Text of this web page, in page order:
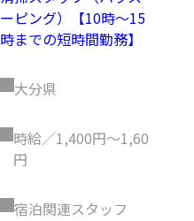
ーピング）【10時～15
時までの短時間勤務】
大分県
時給／1,400円～1,600
円
宿泊関連スタッフ